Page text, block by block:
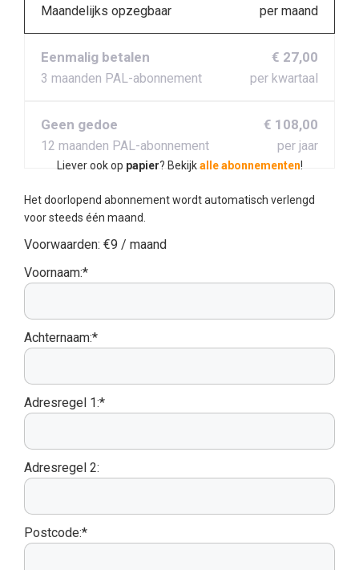
Maandelijks opzegbaar per maand
Eenmalig betalen
3 maanden PAL-abonnement
€ 27,00
per kwartaal
Geen gedoe
12 maanden PAL-abonnement
€ 108,00
per jaar
Liever ook op papier? Bekijkalle abonnementen!
Het doorlopend abonnement wordt automatisch verlengd
voor steeds één maand.
Voorwaarden: €9 / maand
Voornaam:*
Achternaam:*
Adresregel 1:*
Adresregel 2:
Postcode:*